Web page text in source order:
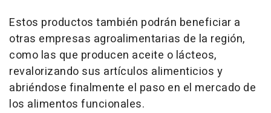
Estos productos también podrán beneficiar a
otras empresas agroalimentarias de la región,
como las que producen aceite o lácteos,
revalorizando sus artículos alimenticios y
abriéndose finalmente el paso en el mercado de
los alimentos funcionales.